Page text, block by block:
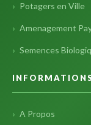
Potagers en Ville
Amenagement
Semences
INFORMATIONS
A Propos